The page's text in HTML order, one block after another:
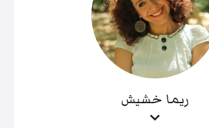
ريما خشيش